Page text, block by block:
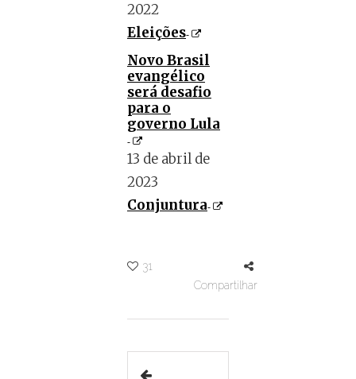
2022
Eleições
Novo Brasil
evangélico
será desafio
para o
governo Lula
13 de abril de
2023
Conjuntura
31
Compartilhar